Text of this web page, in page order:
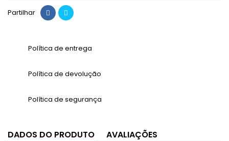
Partilhar
Política de entrega
Política de devolução
Política de segurança
DADOS DO PRODUTO AVALIAÇÕES